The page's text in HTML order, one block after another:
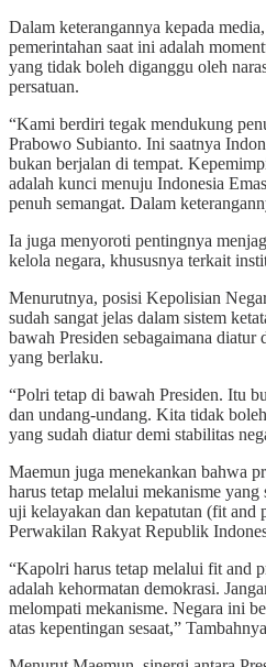
Dalam keterangannya kepada
pemerintahan saat ini adalah
yang tidak boleh diganggu oleh
persatuan.
“Kami berdiri tegak mendukung
Prabowo Subianto. Ini saatnya
bukan berjalan di tempat.
adalah kunci menuju Indonesia
penuh semangat. Dalam
Ia juga menyoroti pentingnya
kelola negara, khususnya terkait
Menurutnya, posisi Kepolisian
sudah sangat jelas dalam sistem
bawah Presiden sebagaimana
yang berlaku.
“Polri tetap di bawah Presiden. Itu
dan undang-undang. Kita tidak
yang sudah diatur demi stabilitas
Maemun juga menekankan bahwa
harus tetap melalui mekanisme yang
uji kelayakan dan kepatutan (fit and
Perwakilan Rakyat Republik
“Kapolri harus tetap melalui fit and
adalah kehormatan demokrasi.
melompati mekanisme. Negara ini
atas kepentingan sesaat,”